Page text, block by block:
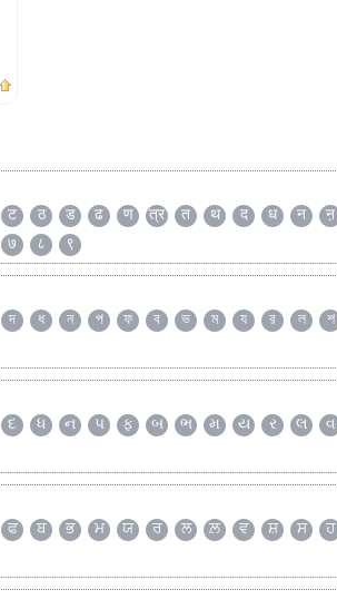
ट ठ ड ढ ण त्र त थ द ध न
ऩ
७ ८ ९
দ ধ ন প ফ ব ভ ম য র ল
শ
દ ધ ન પ ફ બ ભ મ ય ર લ
વ
ਫ ਬ ਭ ਮ ਯ ਰ ਲ ਲ਼ ਵ ਸ਼ ਸ
ਹ